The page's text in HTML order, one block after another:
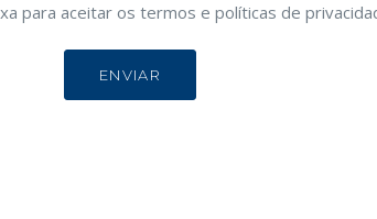
para aceitar os termos e políticas de
ENVIAR